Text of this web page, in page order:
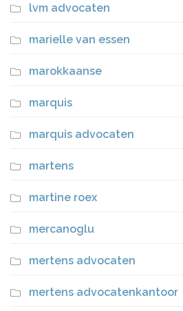
lvm advocaten
marielle van essen
marokkaanse
marquis
marquis advocaten
martens
martine roex
mercanoglu
mertens advocaten
mertens advocatenkantoor